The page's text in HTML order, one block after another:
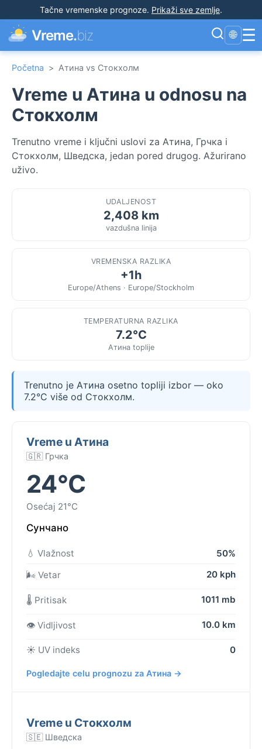
Tačne vremenske prognoze. Prikaži sve zemlje.
Vreme.biz 🌐 ☰
Početna > Атина vs Стокхолм
Vreme u Атина u odnosu na
Стокхолм
Trenutno vreme i ključni uslovi za Атина, Грчка i
Стокхолм, Шведска, jedan pored drugog. Ažurirano
uživo.
UDALJENOST
2,408 km
vazdušna linija
VREMENSKA RAZLIKA
+1h
Europe/Athens · Europe/Stockholm
TEMPERATURNA RAZLIKA
7.2°C
Атина toplije
Trenutno je Атина osetno topliji izbor — oko
7.2°C više od Стокхолм.
Vreme u Атина
🇬🇷 Грчка
24°C
Osećaj 21°C
Сунчано
💧 Vlažnost
50%
🌬️ Vetar
20 kph
🌡️ Pritisak 1011 mb
👁️ Vidljivost 10.0 km
☀️ UV indeks 0
Pogledajte celu prognozu za Атина →
Vreme u Стокхолм
🇸🇪 Шведска